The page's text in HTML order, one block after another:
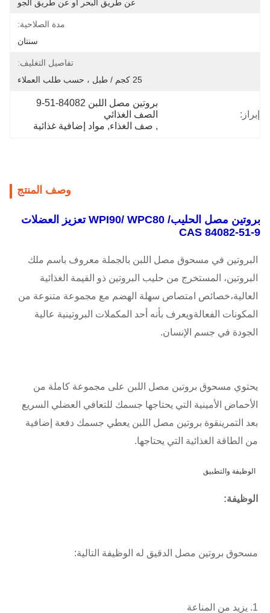
عن طريق البحر أو عن طريق الجو
مدة الصلاحية:
سنتان
تفاصيل التغليف:
25 كجم / طبل ، حسب طلب العملاء
إبراز:
بروتين مصل اللبن 84082-51-9
الصف الغذائي
, صف الغذاء, مواد إضافية غذائية
وصف المنتج
بروتين مصل الحليب/ WPI90/ WPC80 تعزيز العضلات
CAS 84082-51-9
البروتين في مسحوق مصل اللبن بالجملة معروف باسم ملك
البروتين، المستخرج من حليب البروتين ذو القيمة الغذائية
العالية،خصائص امتصاص سهلة الهضم مع مجموعة متنوعة من
المكونات الفعالةويعرف بأنه أحد المكملات البروتينية عالية
الجودة في جسم الإنسان.
يحتوي مسحوق بروتين مصل اللبن على مجموعة كاملة من
الأحماض الأمينية التي يحتاجها جسمك للتعافي العضلي السريع
بعد التمرينقوة بروتين مصل اللبن يعطي جسمك دفعة إضافية
من الطاقة الغذائية التي يحتاجها.
الوظيفة والتطبيق
الوظيفة:
مسحوق بروتين مصل الدقيق له الوظيفة التالية:
1. يزيد من المناعة